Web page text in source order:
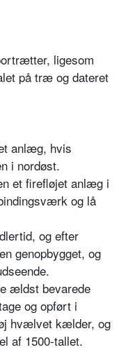
ligesom
på træ og dateret
anlæg, hvis
i nordøst.
et firefløjet anlæg i
og lå
og efter
genopbygget, og
ældst bevarede
og opført i
hvælvet kælder, og
af 1500-tallet.